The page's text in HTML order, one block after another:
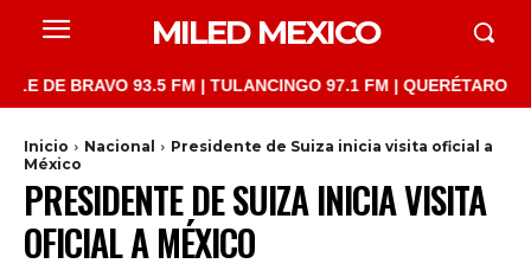
MILED MEXICO
BRAVO 93.5 FM | TULANCINGO 97.1 FM | QUERÉTARO
Inicio Nacional
Presidente de Suiza inicia visita oficial a
México
PRESIDENTE DE SUIZA INICIA VISITA
OFICIAL A MÉXICO